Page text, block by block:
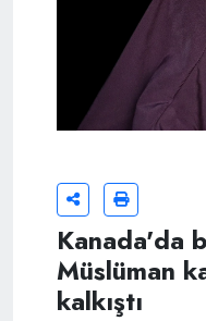
Kanada'da
Müslüman
kalkıştı